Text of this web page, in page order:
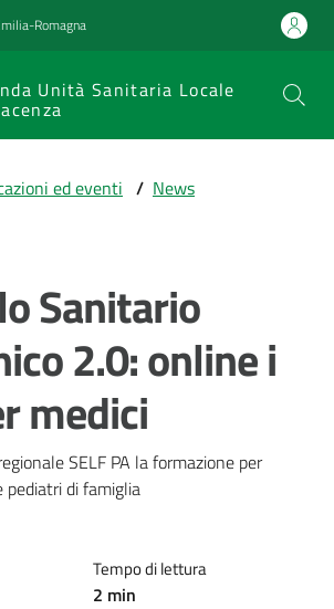
Romagna
Unità Sanitaria Locale
ed eventi / News
Sanitario
2.0: online i
medici
SELF PA la formazione per
pediatri di famiglia
Tempo di lettura
2 min